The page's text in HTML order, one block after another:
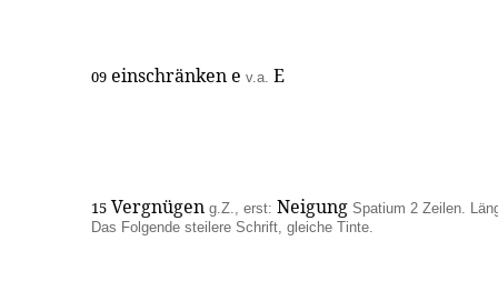
09 einschränken e v.a. E
15 Vergnügen g.Z., erst: Neigung Spatium 2 Zeilen.
Das Folgende steilere Schrift, gleiche Tinte.